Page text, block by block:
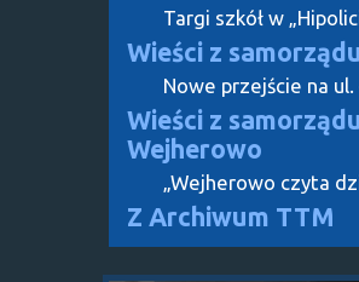
Targi szkół w
Wieści z
Nowe przejście na
Wieści z
Wejherowo
„Wejherowo czyta
Z Archiwum TTM